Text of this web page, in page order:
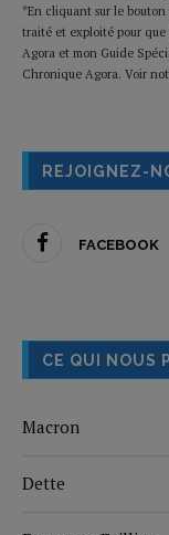
*En cliquant sur le bouton
traité et exploité pour
Agora et mon Guide
Chronique Agora. Voir
REJOIGNEZ-
FACEBOOK
CE QUI NOUS
Macron
Dette